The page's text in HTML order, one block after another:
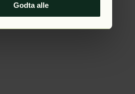
Godta alle